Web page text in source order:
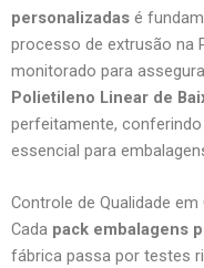
personalizadas é
processo de extrusão na
monitorado para
Polietileno Linear de
perfeitamente,
essencial para
Controle de Qualidade em
Cada pack embalagens
fábrica passa por testes